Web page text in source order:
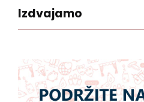
Izdvajamo